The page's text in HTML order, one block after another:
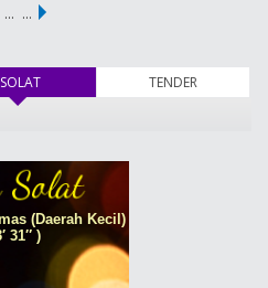
… …
SOLAT(tab aktif) TENDER